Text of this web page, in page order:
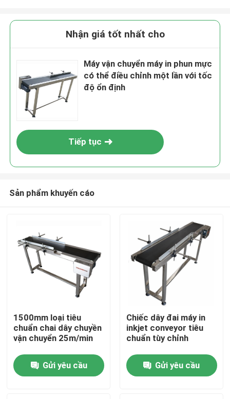
Nhà
Sản phẩm
Nhận giá tốt nhất cho
Máy vận chuyển máy in phun mực
có thể điều chỉnh một lần với tốc
độ ổn định
Tiếp tục
Sản phẩm khuyến cáo
1500mm loại tiêu
chuẩn chai dây chuyền
vận chuyển 25m/min
Gửi yêu cầu
Chiếc dây đai máy in
inkjet conveyor tiêu
chuẩn tùy chỉnh
Gửi yêu cầu